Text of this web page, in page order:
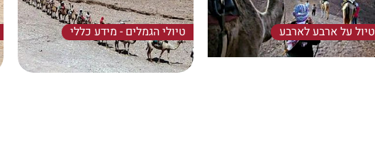
טיול על ארבע לארבע
המדהים בטיולי הגמלים! הרפתקה, שקט
טיולי הגמלים - מידע כללי
למי מתאימים טיולי הגמלים? באיזו שעה
ובאיזו תדירות? מה להביא?